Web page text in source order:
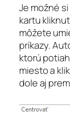
Je možné
kartu
môžete
príkazy.
ktorú
miesto a
dole aj